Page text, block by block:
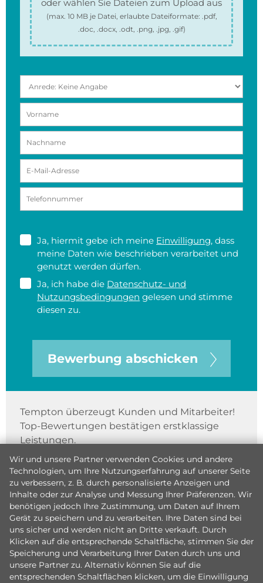
oder wählen Sie Dateien zum Upload aus
(max. 10 MBje Datei, erlaubte Dateiformate: .pdf,
.doc, .docx, .odt, .png, .jpg, .gif)
Ja, hiermit gebe ich meine Einwilligung, dass
meine Daten wie beschrieben verarbeitet und
genutzt werden dürfen.
Ja, ich habe die Datenschutz- und
Nutzungsbedingungen gelesen und stimme
diesen zu.
Bewerbung abschicken
Tempton überzeugt Kunden und Mitarbeiter!
Top-Bewertungen bestätigen erstklassige
Leistungen.
Wir und unsere Partner verwenden Cookies und andere
Technologien, um Ihre Nutzungserfahrung auf unserer Seite
zu verbessern, z. B. durch personalisierte Anzeigen und
Inhalte oder zur Analyse und Messung Ihrer Präferenzen. Wir
benötigen jedoch Ihre Zustimmung, um Daten auf Ihrem
Gerät zu speichern und zu verarbeiten. Ihre Daten sind bei
uns sicher und werden nicht an Dritte verkauft. Durch
Klicken auf die entsprechende Schaltfläche, stimmen Sie der
Speicherung und Verarbeitung Ihrer Daten durch uns und
unsere Partner zu. Alternativ können Sie auf die
entsprechenden Schaltflächen klicken, um die Einwilligung